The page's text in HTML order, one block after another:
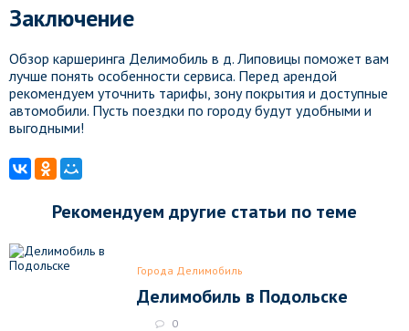
Заключение
Обзор каршеринга Делимобиль в д. Липовицы поможет вам
лучше понять особенности сервиса. Перед арендой
рекомендуем уточнить тарифы, зону покрытия и доступные
автомобили. Пусть поездки по городу будут удобными и
выгодными!
Рекомендуем другие статьи по теме
Города Делимобиль
Делимобиль в Подольске
0